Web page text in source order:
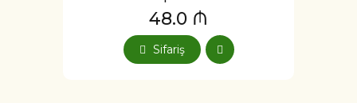
48.0 ₼
Sifariş